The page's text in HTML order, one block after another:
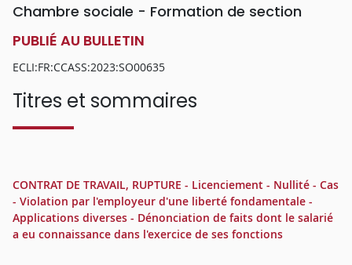
Chambre sociale - Formation de section
PUBLIÉ AU BULLETIN
ECLI:FR:CCASS:2023:SO00635
Titres et sommaires
CONTRAT DE TRAVAIL, RUPTURE - Licenciement - Nullité - Cas
- Violation par l'employeur d'une liberté fondamentale -
Applications diverses - Dénonciation de faits dont le salarié
a eu connaissance dans l'exercice de ses fonctions